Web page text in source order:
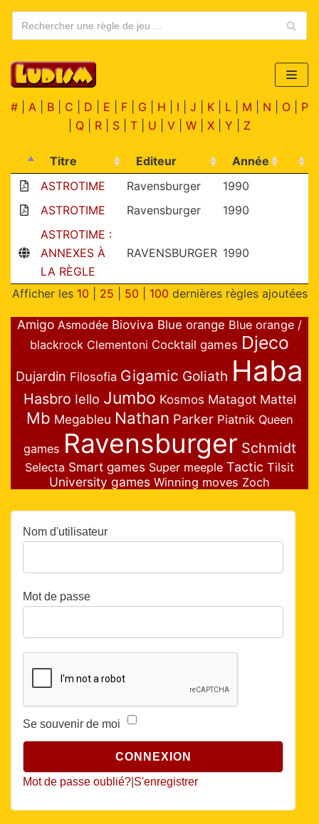
Aller
au
contenu
# A B C D E F G H I J K L M N O
P
Q R S T U V W X Y Z
Titre Editeur
Année
ASTROTIME
Ravensburger
1990
ASTROTIME
Ravensburger
1990
ASTROTIME :
ANNEXES À
LA RÈGLE
RAVENSBURGER 1990
Afficher les 10 25 50 100 dernières règles ajoutées
Amigo Asmodée Bioviva Blue orange Blue orange /
blackrock Clementoni Cocktail games Djeco
Dujardin Filosofia Gigamic Goliath Haba
Hasbro Iello Jumbo Kosmos Matagot Mattel
Mb Megableu Nathan Parker Piatnik Queen
games Ravensburger Schmidt
Selecta Smart games Super meeple Tactic Tilsit
University games Winning moves Zoch
Nom d'utilisateur
Mot de passe
Se souvenir de moi
Mot de passe oublié? S'enregistrer